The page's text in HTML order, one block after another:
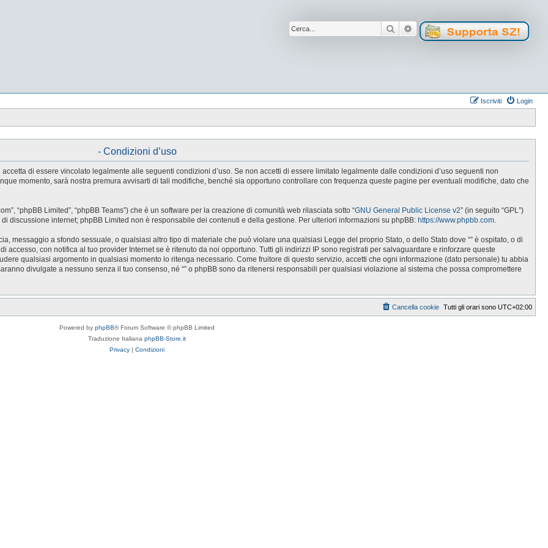
Cerca Ricerca avanzata
Login
Iscriviti
- Condizioni d’uso
accetta di essere vincolato legalmente alle seguenti condizioni d’uso. Se non accetti di essere limitato legalmente dalle condizioni d’uso seguenti non
momento, sarà nostra premura avvisarti di tali modifiche, benché sia opportuno controllare con frequenza queste pagine per eventuali modifiche, dato che
“phpBB Limited”, “phpBB Teams”) che è un software per la creazione di comunità web rilasciata sotto “GNU General Public License v2” (in seguito “GPL”)
discussione internet; phpBB Limited non è responsabile dei contenuti e della gestione. Per ulteriori informazioni su phpBB: https://www.phpbb.com.
messaggio a sfondo sessuale, o qualsiasi altro tipo di materiale che può violare una qualsiasi Legge del proprio Stato, o dello Stato dove “” è ospitato, o di
accesso, con notifica al tuo provider Internet se è ritenuto da noi opportuno. Tutti gli indirizzi IP sono registrati per salvaguardare e rinforzare queste
qualsiasi argomento in qualsiasi momento lo ritenga necessario. Come fruitore di questo servizio, accetti che ogni informazione (dato personale) tu abbia
divulgate a nessuno senza il tuo consenso, né “” o phpBB sono da ritenersi responsabili per qualsiasi violazione al sistema che possa compromettere
Tutti gli orari sono UTC+02:00
Cancella cookie
Powered by phpBB® Forum Software © phpBB Limited
Traduzione Italiana phpBB-Store.it
Privacy | Condizioni